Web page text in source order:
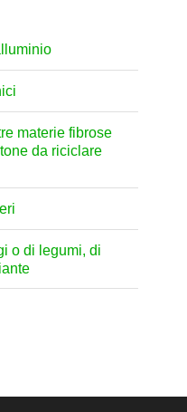
materie fibrose
da riciclare
o di legumi, di